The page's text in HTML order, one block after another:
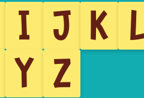
I J K
Y Z